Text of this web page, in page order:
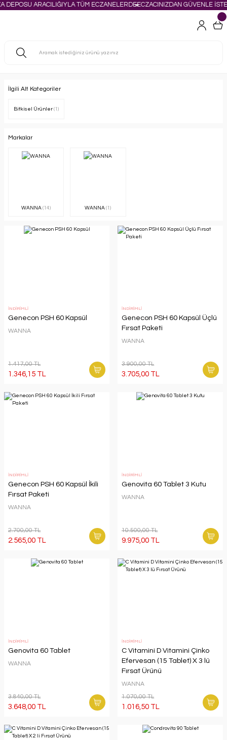
DEPOSU ARACILIĞIYLA TÜM ECZANELERDEECZACINIZDAN GÜVENLE
İlgili Alt Kategoriler
Bitkisel Ürünler (1)
Markalar
WANNA(14) WANNA(1)
İNDİRİMLİ
Genecon PSH 60 Kapsül
WANNA
1.417,00 TL
1.346,15 TL
İNDİRİMLİ
Genecon PSH 60 Kapsül Üçlü
Fırsat Paketi
WANNA
3.900,00 TL
3.705,00 TL
İNDİRİMLİ
Genecon PSH 60 Kapsül İkili
Fırsat Paketi
WANNA
2.700,00 TL
2.565,00 TL
İNDİRİMLİ
Genovita 60 Tablet 3 Kutu
WANNA
10.500,00 TL
9.975,00 TL
İNDİRİMLİ
Genovita 60 Tablet
WANNA
3.840,00 TL
3.648,00 TL
İNDİRİMLİ
C Vitamini D Vitamini Çinko
Efervesan (15 Tablet) X 3 lü
Fırsat Ürünü
WANNA
1.070,00 TL
1.016,50 TL